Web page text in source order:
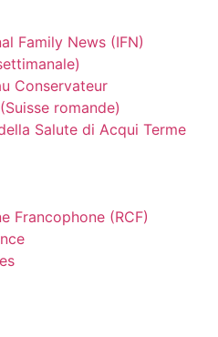
Family News (IFN)
Conservateur
romande)
Salute di Acqui Terme
Francophone (RCF)